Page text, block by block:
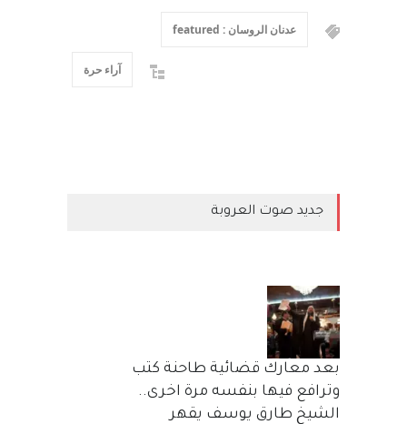
عدنان الروسان : featured
آراء حرة
جديد صوت العروبة
بعد معارك قضائية طاحنة كتب
وترافع فيها بنفسه مرة اخرى..
الشيخ طارق يوسف يقهر